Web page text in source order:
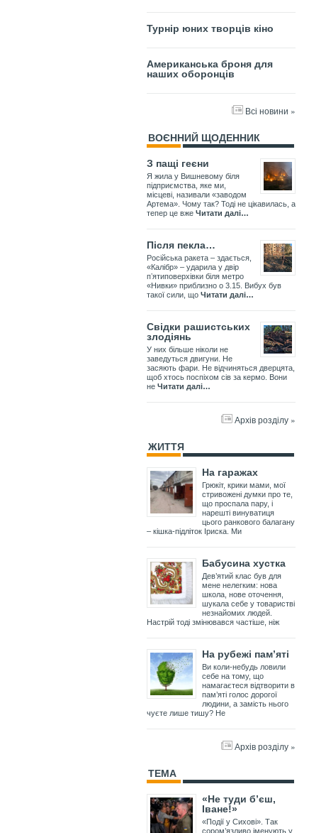
Турнір юних творців кіно
Американська броня для
наших оборонців
Всі новини »
ВОЄННИЙ ЩОДЕННИК
З пащі геєни
Я жила у Вишневому біля
підприємства, яке ми,
місцеві, називали «заводом
Артема». Чому так? Тоді не цікавилась, а
тепер це вже Читати далі…
Після пекла…
Російська ракета – здається,
«Калібр» – ударила у двір
пʼятиповерхівки біля метро
«Нивки» приблизно о 3.15. Вибух був
такої сили, що Читати далі…
Свідки рашистських
злодіянь
У них більше ніколи не
заведуться двигуни. Не
засяють фари. Не відчиняться дверцята,
щоб хтось поспіхом сів за кермо. Вони
не Читати далі…
Архів розділу »
ЖИТТЯ
На гаражах
Грюкіт, крики мами, мої
стривожені думки про те,
що проспала пару, і
нарешті винуватиця
цього ранкового балагану
– кішка-підліток Іриска. Ми
Бабусина хустка
Дев’ятий клас був для
мене нелегким: нова
школа, нове оточення,
шукала себе у товаристві
незнайомих людей.
Настрій тоді змінювався частіше, ніж
На рубежі пам’яті
Ви коли-небудь ловили
себе на тому, що
намагаєтеся відтворити в
пам’яті голос дорогої
людини, а замість нього
чуєте лише тишу? Не
Архів розділу »
ТЕМА
«Не туди б’єш,
Іване!»
«Події у Сихові». Так
сором’язливо іменують у